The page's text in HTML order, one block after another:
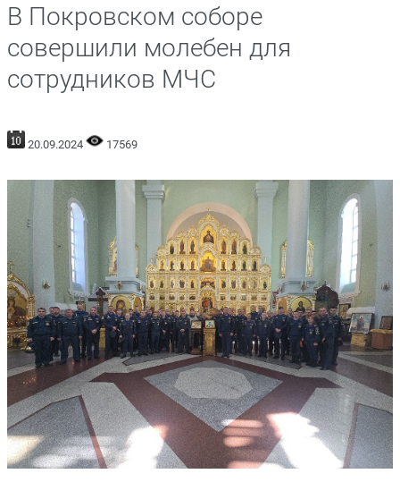
В Покровском соборе
совершили молебен для
сотрудников МЧС
20.09.2024 17569